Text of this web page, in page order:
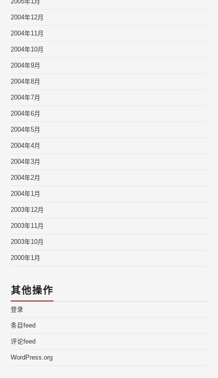
2005年1月
2004年12月
2004年11月
2004年10月
2004年9月
2004年8月
2004年7月
2004年6月
2004年5月
2004年4月
2004年3月
2004年2月
2004年1月
2003年12月
2003年11月
2003年10月
2000年1月
其他操作
登录
条目feed
评论feed
WordPress.org